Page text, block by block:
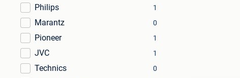
Philips 1
Marantz 0
Pioneer 1
JVC 1
Technics 0